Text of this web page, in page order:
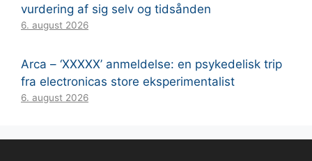
vurdering af sig selv og tidsånden
6. august 2026
Arca – ‘XXXXX’ anmeldelse: en psykedelisk trip
fra electronicas store eksperimentalist
6. august 2026